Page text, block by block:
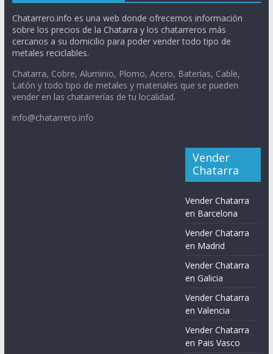
Chatarrero.info es una web donde ofrecemos información
sobre los precios de la Chatarra y los chatarreros más
cercanos a su domicilio para poder vender todo tipo de
metales reciclables.
Chatarra, Cobre, Aluminio, Plomo, Acero, Baterías, Cable,
Latón y todo tipo de metales y materiales que se pueden
vender en las chatarrerías de tu localidad.
info@chatarrero.info
Vender
Chatarra
Vender Chatarra
en Barcelona
Vender Chatarra
en Madrid
Vender Chatarra
en Galicia
Vender Chatarra
en Valencia
Vender Chatarra
en Pais Vasco